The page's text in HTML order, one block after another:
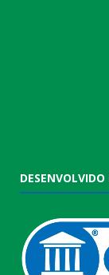
DESENVOLVIDO